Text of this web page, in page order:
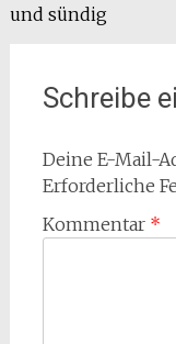
und sündig
Schreibe
Deine E-Mail-
Erforderliche
Kommentar *